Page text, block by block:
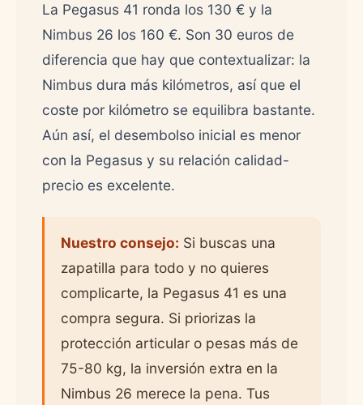
La Pegasus 41 ronda los 130 € y la
Nimbus 26 los 160 €. Son 30 euros de
diferencia que hay que contextualizar: la
Nimbus dura más kilómetros, así que el
coste por kilómetro se equilibra bastante.
Aún así, el desembolso inicial es menor
con la Pegasus y su relación calidad-
precio es excelente.
Nuestro consejo: Si buscas una
zapatilla para todo y no quieres
complicarte, la Pegasus 41 es una
compra segura. Si priorizas la
protección articular o pesas más de
75-80 kg, la inversión extra en la
Nimbus 26 merece la pena. Tus